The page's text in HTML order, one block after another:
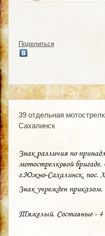
Поделиться
39 отдельная
Сахалинск
Знак различия по
мотострелковой бригаде,
г.Южно-Сахалинск, пос.
Знак учрежден приказом.
Тяжелый. Составные - 4